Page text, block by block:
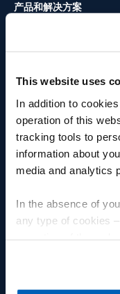
This website uses
In addition to
operation of this
tracking tools to
information about
media and analytics
In the absence of
any type of cookies
policy.
产品和解决方案
应变力和力传感器
控制器和指示器
G-Mation 自动化平台
物联网平台